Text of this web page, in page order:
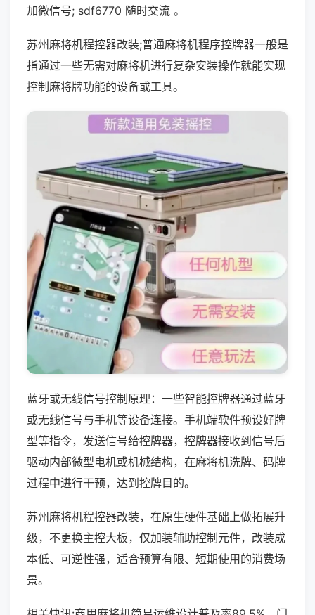
加微信号; sdf6770 随时交流 。
苏州麻将机程控器改装;普通麻将机程序控牌器一般是
指通过一些无需对麻将机进行复杂安装操作就能实现
控制麻将牌功能的设备或工具。
蓝牙或无线信号控制原理：一些智能控牌器通过蓝牙
或无线信号与手机等设备连接。手机端软件预设好牌
型等指令，发送信号给控牌器，控牌器接收到信号后
驱动内部微型电机或机械结构，在麻将机洗牌、码牌
过程中进行干预，达到控牌目的。
苏州麻将机程控器改装，在原生硬件基础上做拓展升
级，不更换主控大板，仅加装辅助控制元件，改装成
本低、可逆性强，适合预算有限、短期使用的消费场
景。